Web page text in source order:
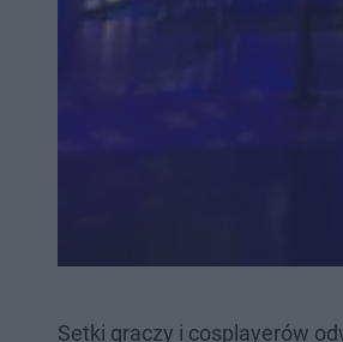
Setki graczy i cosplayerów